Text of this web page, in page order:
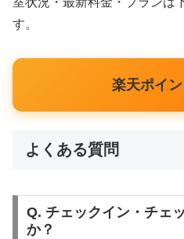
す。
楽天ポイ
よくある質問
Q. チェックイン・チェ
か？